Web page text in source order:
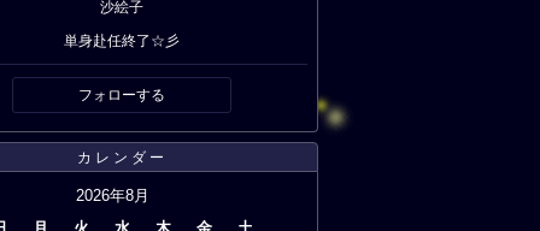
沙絵子
単身赴任終了☆彡
フォローする
カレンダー
2026年8月